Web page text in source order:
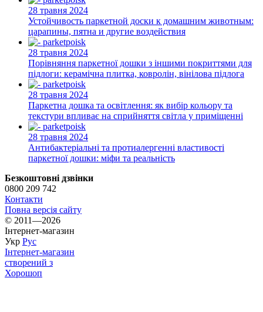
28 травня 2024
Устойчивость паркетной доски к домашним животным:
царапины, пятна и другие воздействия
28 травня 2024
Порівняння паркетної дошки з іншими покриттями для
підлоги: керамічна плитка, ковролін, вінілова підлога
28 травня 2024
Паркетна дошка та освітлення: як вибір кольору та
текстури впливає на сприйняття світла у приміщенні
28 травня 2024
Антибактеріальні та протиалергенні властивості
паркетної дошки: міфи та реальність
Безкоштовні дзвінки
0800 209 742
Контакти
Повна версія сайту
© 2011—2026
Інтернет-магазин
Укр Рус
Інтернет-магазин
створений з
Хорошоп